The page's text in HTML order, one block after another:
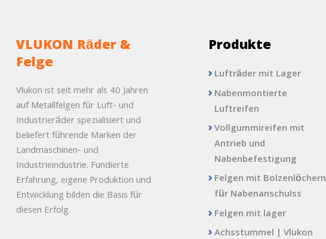
VLUKON Räder &
Felge
Vlukon ist seit mehr als 40 Jahren
auf Metallfelgen für Luft- und
Industrieräder spezialisiert und
beliefert führende Marken der
Landmaschinen- und
Industrieindustrie. Fundierte
Erfahrung, eigene Produktion und
Entwicklung bilden die Basis für
diesen Erfolg.
Produkte
Lufträder mit Lager
Nabenmontierte
Luftreifen
Vollgummireifen mit
Antrieb und
Nabenbefestigung
Felgen mit Bolzenlöchern
für Nabenanschulss
Felgen mit lager
Achsstummel | Vlukon